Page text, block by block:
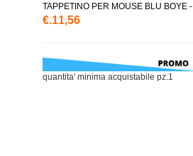
TAPPETINO PER MOUSE BLU BOYE -
€.11,56
quantita' minima acquistabile pz.1